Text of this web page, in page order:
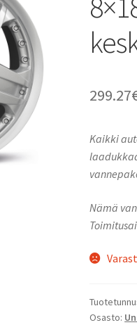
299.27
Kaikki
Nämä
Osasto: